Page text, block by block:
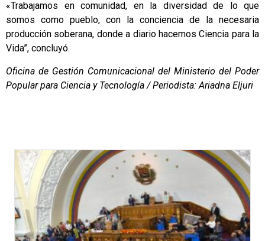
«Trabajamos en comunidad, en la diversidad de lo que
somos como pueblo, con la conciencia de la necesaria
producción soberana, donde a diario hacemos Ciencia para la
Vida”, concluyó.
Oficina de Gestión Comunicacional del Ministerio del Poder
Popular para Ciencia y Tecnología / Periodista: Ariadna Eljuri